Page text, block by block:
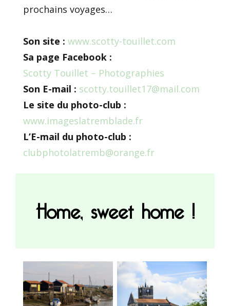
prochains voyages…
Son site : www.scotty-touillet.com
Sa page Facebook :
Scotty Touillet – Photographies
Son E-mail : scotty.touillet17@mail.com
Le site du photo-club :
www.imageslatremblade.fr
L’E-mail du photo-club :
clubphotolatremb@orange.fr
Home, sweet home !